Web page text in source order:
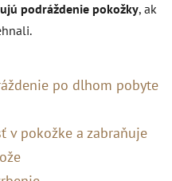
podráždenie pokožky, ak
po dlhom pobyte
v pokožke a zabraňuje